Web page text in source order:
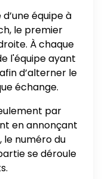
équipe à
le premier
À chaque
l'équipe ayant
d’alterner le
échange.
par
en annonçant
le numéro du
se déroule